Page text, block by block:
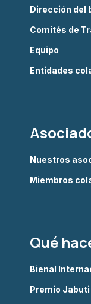
Dirección del
Comités de
Equipo
Entidades
Nuestros
Miembros
Qué
Bienal
Premio Jabuti